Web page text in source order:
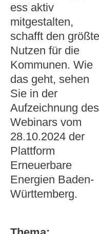
ess aktiv
mitgestalten,
schafft den
Nutzen für die
Kommunen. Wie
das geht, sehen
Sie in der
Aufzeichnung des
Webinars vom
28.10.2024 der
Plattform
Erneuerbare
Energien Baden-
Württemberg.